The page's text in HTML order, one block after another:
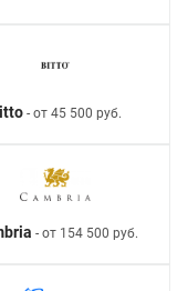
- от 45 500 руб.
- от 154 500 руб.